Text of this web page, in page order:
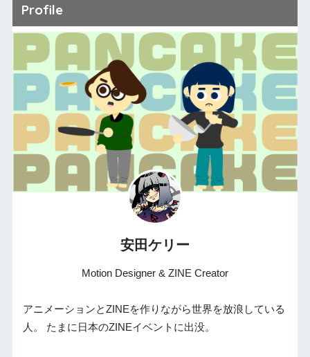
Profile
安田ケリー
Motion Designer & ZINE Creator
アニメーションとZINEを作りながら世界を放浪している
人。 たまに日本のZINEイベントに出没。